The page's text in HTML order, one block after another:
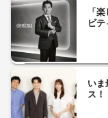
「
ビテ
いま
ス！